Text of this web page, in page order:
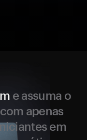
e assuma o
apenas
em